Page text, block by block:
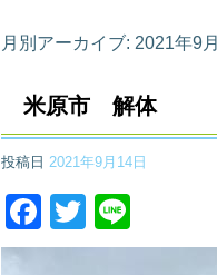
月別アーカイブ: 2021年9月
米原市 解体
投稿日 2021年9月14日
Facebook
Twitter